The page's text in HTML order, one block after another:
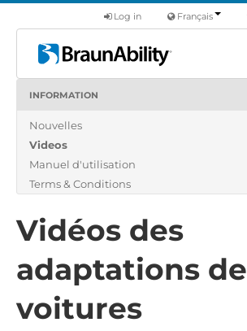
Français
Log in
Produits
Nous
Trouver un revendeur
INFORMATION
Nouvelles
Videos
Manuel d'utilisation
Terms & Conditions
Vidéos des
adaptations de
voitures